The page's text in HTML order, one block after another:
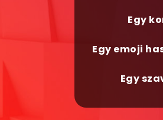
Egy
Egy emoji
Egy